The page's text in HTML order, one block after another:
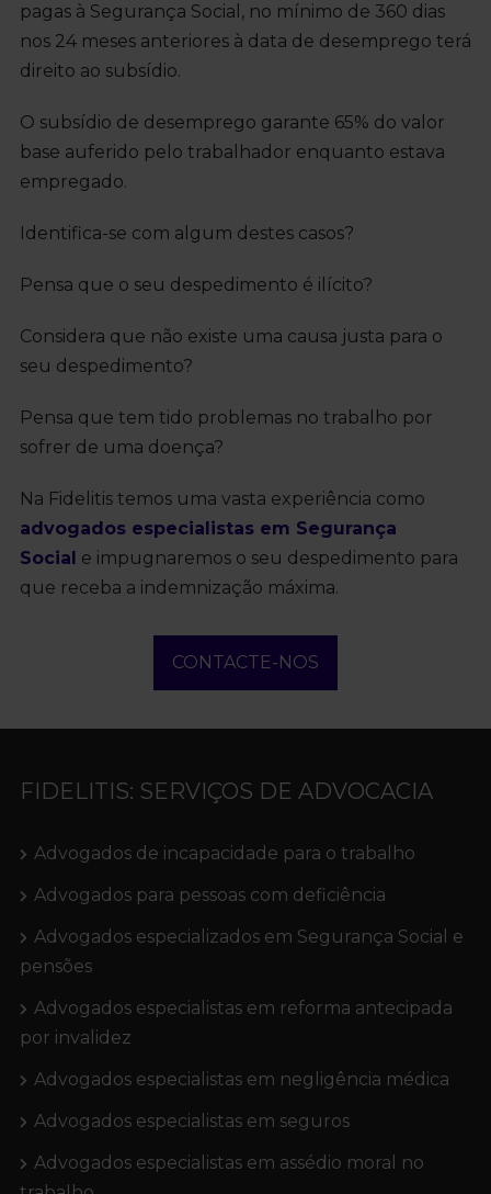
pagas à Segurança Social, no mínimo de 360 dias
nos 24 meses anteriores à data de desemprego terá
direito ao subsídio.
O subsídio de desemprego garante 65% do valor
base auferido pelo trabalhador enquanto estava
empregado.
Identifica-se com algum destes casos?
Pensa que o seu despedimento é ilícito?
Considera que não existe uma causa justa para o
seu despedimento?
Pensa que tem tido problemas no trabalho por
sofrer de uma doença?
Na Fidelitis temos uma vasta experiência como
advogados especialistas em Segurança
Social e impugnaremos o seu despedimento para
que receba a indemnização máxima.
CONTACTE-NOS
FIDELITIS: SERVIÇOS DE ADVOCACIA
Advogados de incapacidade para o trabalho
Advogados para pessoas com deficiência
Advogados especializados em Segurança Social e
pensões
Advogados especialistas em reforma antecipada
por invalidez
Advogados especialistas em negligência médica
Advogados especialistas em seguros
Advogados especialistas em assédio moral no